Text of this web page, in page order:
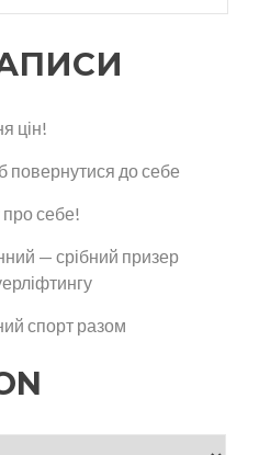
цін!
повернутися до себе
себе!
— срібний призер
спорт разом